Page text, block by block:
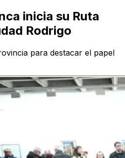
inicia su Ruta
Rodrigo
para destacar el papel